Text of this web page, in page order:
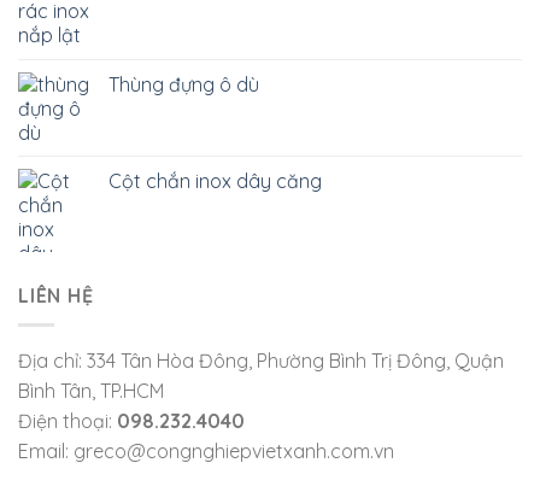
Thùng đựng ô dù
Cột chắn inox dây căng
LIÊN HỆ
Địa chỉ: 334 Tân Hòa Đông, Phường Bình Trị Đông, Quận
Bình Tân, TP.HCM
Điện thoại: 098.232.4040
Email: greco@congnghiepvietxanh.com.vn